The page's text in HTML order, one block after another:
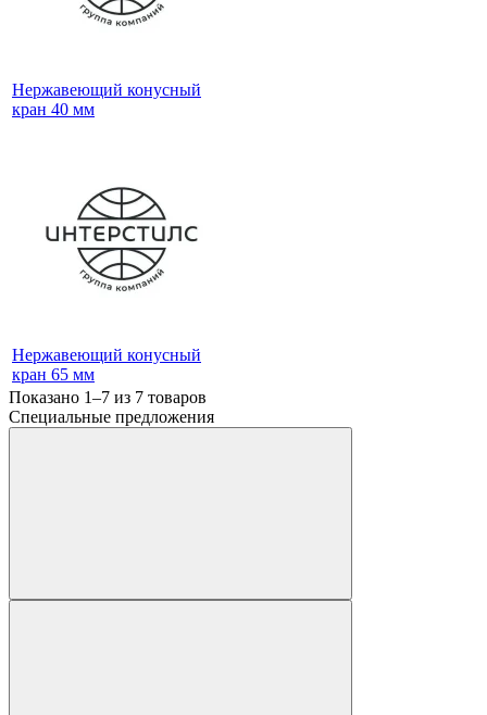
Нержавеющий конусный
кран 40 мм
Нержавеющий конусный
кран 65 мм
Показано 1–7 из 7 товаров
Специальные предложения